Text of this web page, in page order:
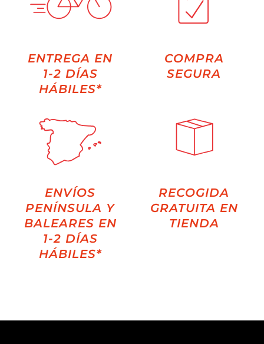
ENTREGA EN
1-2 DÍAS
HÁBILES*
COMPRA
SEGURA
ENVÍOS
PENÍNSULA Y
BALEARES EN
1-2 DÍAS
HÁBILES*
RECOGIDA
GRATUITA EN
TIENDA